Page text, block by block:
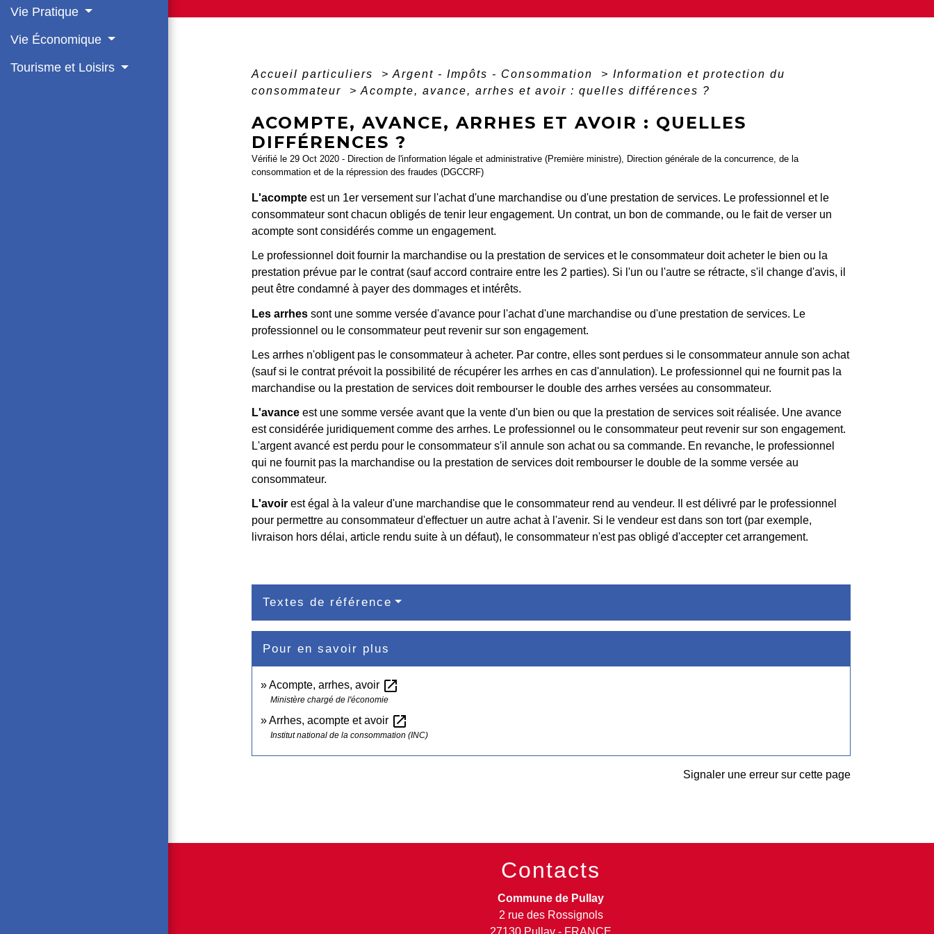
Vie Pratique
Vie Économique
Tourisme et Loisirs Accueil particuliers > Argent - Impôts - Consommation > Information et protection du
consommateur
> Acompte, avance, arrhes et avoir : quelles différences ?
ACOMPTE, AVANCE, ARRHES ET AVOIR : QUELLES
DIFFÉRENCES ?
Vérifié le 29 Oct 2020 - Direction de l'information légale et administrative (Première ministre), Direction générale de la concurrence, de la
consommation et de la répression des fraudes (DGCCRF)
L'acompteest un 1erversement sur l'achat d'une marchandise ou d'une prestation de services. Le professionnel et le
consommateur sont chacun obligés de tenir leur engagement. Un contrat, un bon de commande, ou le fait de verser un
acompte sont considérés comme un engagement.
Le professionnel doit fournir la marchandise ou la prestation de services et le consommateur doit acheter le bien ou la
prestation prévue par le contrat (sauf accord contraire entre les 2 parties). Si l'un ou l'autre se rétracte, s'il change d'avis, il
peut être condamné à payer des dommages et intérêts.
Les arrhessont une somme versée d'avance pour l'achat d'une marchandise ou d'une prestation de services. Le
professionnel ou le consommateur peut revenir sur son engagement.
Les arrhes n'obligent pas le consommateur à acheter. Par contre, elles sont perdues si le consommateur annule son achat
(sauf si le contrat prévoit la possibilité de récupérer les arrhes en cas d'annulation). Le professionnel qui ne fournit pas la
marchandise ou la prestation de services doit rembourser le double des arrhes versées au consommateur.
L'avanceest une somme versée avant que la vente d'un bien ou que la prestation de services soit réalisée. Une avance
est considérée juridiquement comme des arrhes. Le professionnel ou le consommateur peut revenir sur son engagement.
L'argent avancé est perdu pour le consommateur s'il annule son achat ou sa commande. En revanche, le professionnel
qui ne fournit pas la marchandise ou la prestation de services doit rembourser le double de la somme versée au
consommateur.
L'avoirest égal à la valeur d'une marchandise que le consommateur rend au vendeur. Il est délivré par le professionnel
pour permettre au consommateur d'effectuer un autre achat à l'avenir. Si le vendeur est dans son tort (par exemple,
livraison hors délai, article rendu suite à un défaut), le consommateur n'est pas obligé d'accepter cet arrangement.
Textes de référence
Pour en savoir plus
Acompte, arrhes, avoir open_in_new
Ministère chargé de l'économie
Arrhes, acompte et avoir open_in_new
Institut national de la consommation (INC)
Signaler une erreur sur cette page
Contacts
Commune de Pullay
2 rue des Rossignols
27130 Pullay - FRANCE